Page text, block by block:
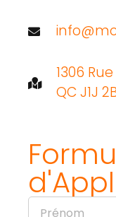
1306
QC J1J